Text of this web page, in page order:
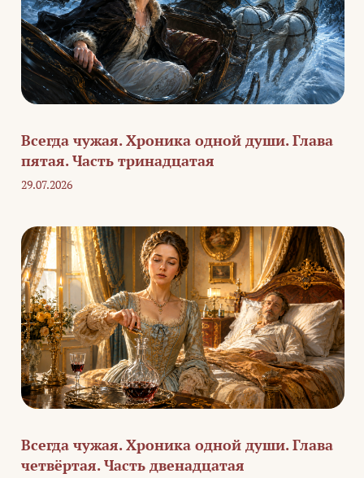
Всегда чужая. Хроника одной души. Глава
пятая. Часть тринадцатая
29.07.2026
Всегда чужая. Хроника одной души. Глава
четвёртая. Часть двенадцатая